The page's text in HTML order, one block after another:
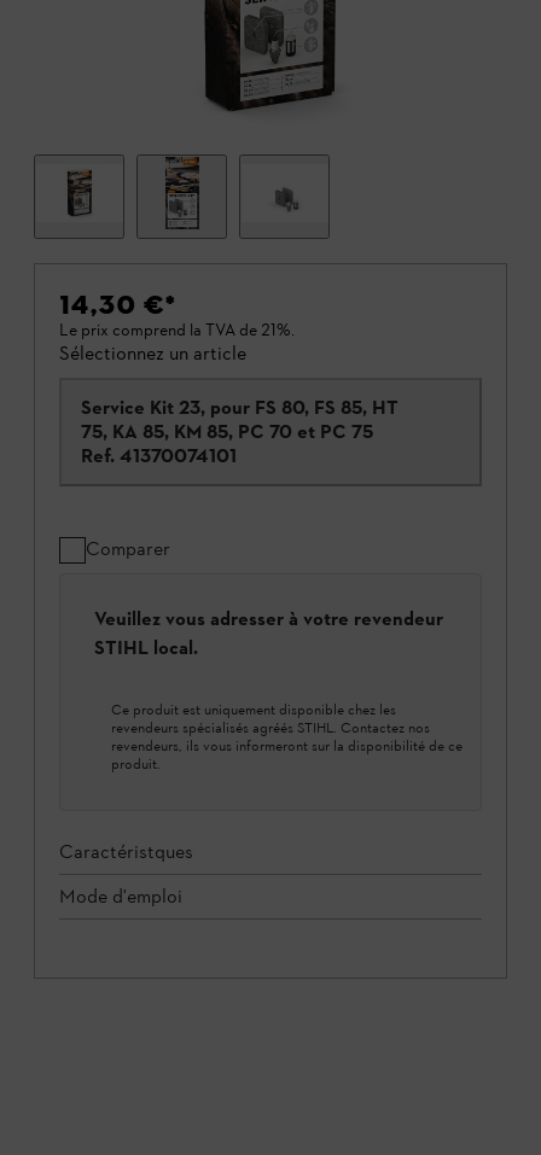
14,30 €*
Le prix comprend la TVA de 21%.
Sélectionnez un article
Service Kit 23, pour FS 80, FS 85, HT
75, KA 85, KM 85, PC 70 et PC 75
Ref. 41370074101
Comparer
Veuillez vous adresser à votre revendeur
STIHL local.
Ce produit est uniquement disponible chez les
revendeurs spécialisés agréés STIHL. Contactez nos
revendeurs, ils vous informeront sur la disponibilité de ce
produit.
Caractéristques
Mode d'emploi